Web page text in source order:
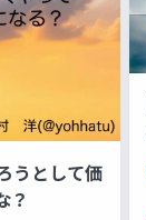
うとして価
？